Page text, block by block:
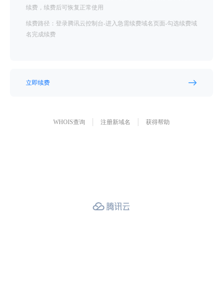
续费，续费后可恢复正常使用
续费路径：登录腾讯云控制台-进入急需续费域名页面-勾选续费域
名完成续费
立即续费
WHOIS查询 注册新域名 获得帮助